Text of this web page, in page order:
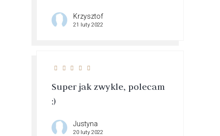
Krzysztof
21 luty 2022
Super jak zwykle, polecam
:)
Justyna
20 luty 2022